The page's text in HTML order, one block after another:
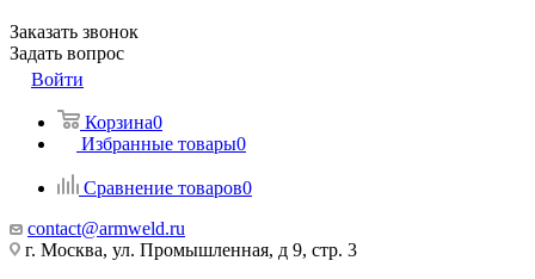
Заказать звонок
Задать вопрос
Войти
Корзина0
Избранные товары0
Сравнение товаров0
contact@armweld.ru
г. Москва, ул. Промышленная, д 9, стр. 3